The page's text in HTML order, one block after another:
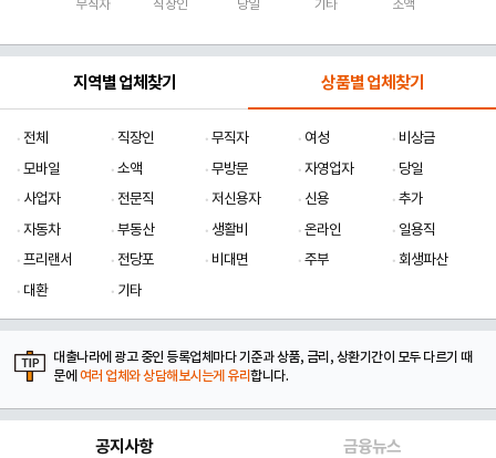
무직자 직장인 당일 기타 소액
지역별 업체찾기 상품별 업체찾기
전체 직장인 무직자 여성
비상금
모바일
소액 무방문 자영업자
당일
사업자
전문직 저신용자 신용
추가
자동차
부동산 생활비 온라인
일용직
프리랜서
전당포 비대면 주부
회생파산
대환
기타
대출나라에 광고 중인 등록업체마다 기준과 상품, 금리, 상환기간이 모두 다르기 때
문에 여러 업체와 상담해보시는게 유리합니다.
공지사항 금융뉴스